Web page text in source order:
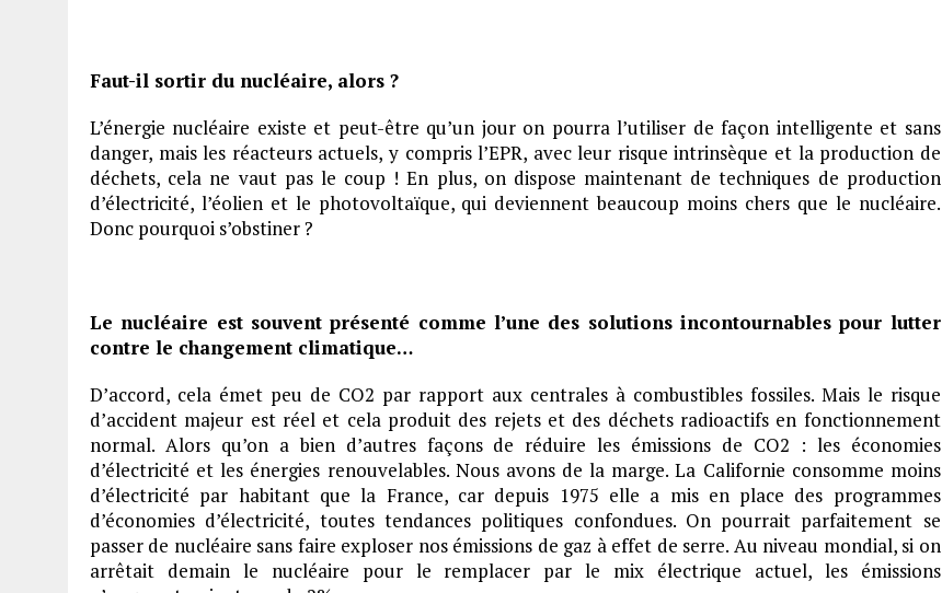
Faut-il sortir du nucléaire, alors ?
L’énergie nucléaire existe et peut-être qu’un jour on pourra l’utiliser de façon intelligente et sans
danger, mais les réacteurs actuels, y compris l’EPR, avec leur risque intrinsèque et la production de
déchets, cela ne vaut pas le coup ! En plus, on dispose maintenant de techniques de production
d’électricité, l’éolien et le photovoltaïque, qui deviennent beaucoup moins chers que le nucléaire.
Donc pourquoi s’obstiner ?
Le nucléaire est souvent présenté comme l’une des solutions incontournables pour lutter
contre le changement climatique…
D’accord, cela émet peu de CO2 par rapport aux centrales à combustibles fossiles. Mais le risque
d’accident majeur est réel et cela produit des rejets et des déchets radioactifs en fonctionnement
normal. Alors qu’on a bien d’autres façons de réduire les émissions de CO2 : les économies
d’électricité et les énergies renouvelables. Nous avons de la marge. La Californie consomme moins
d’électricité par habitant que la France, car depuis 1975 elle a mis en place des programmes
d’économies d’électricité, toutes tendances politiques confondues. On pourrait parfaitement se
passer de nucléaire sans faire exploser nos émissions de gaz à effet de serre. Au niveau mondial, si on
arrêtait demain le nucléaire pour le remplacer par le mix électrique actuel, les émissions